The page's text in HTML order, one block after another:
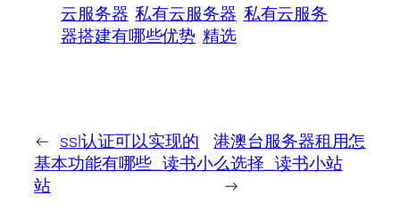
云服务器 私有云服务器 私有云服务
器搭建有哪些优势 精选
← ssl认证可以实现的
基本功能有哪些_读书小
站
港澳台服务器租用怎
么选择_读书小站
→